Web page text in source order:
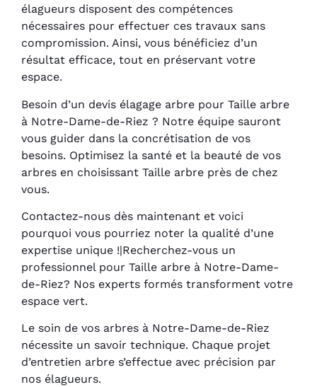
élagueurs disposent des compétences
nécessaires pour effectuer ces travaux sans
compromission. Ainsi, vous bénéficiez d’un
résultat efficace, tout en préservant votre
espace.
Besoin d’un devis élagage arbre pour Taille arbre
à Notre-Dame-de-Riez ? Notre équipe sauront
vous guider dans la concrétisation de vos
besoins. Optimisez la santé et la beauté de vos
arbres en choisissant Taille arbre près de chez
vous.
Contactez-nous dès maintenant et voici
pourquoi vous pourriez noter la qualité d’une
expertise unique !|Recherchez-vous un
professionnel pour Taille arbre à Notre-Dame-
de-Riez? Nos experts formés transforment votre
espace vert.
Le soin de vos arbres à Notre-Dame-de-Riez
nécessite un savoir technique. Chaque projet
d’entretien arbre s’effectue avec précision par
nos élagueurs.